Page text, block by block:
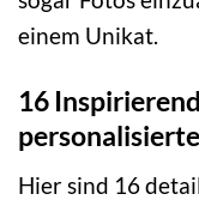
einem Unikat.
16
Hier sind 16